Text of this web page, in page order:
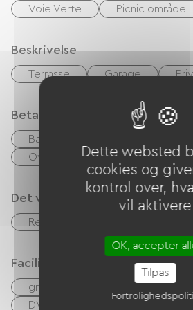
Voie Verte Picnic område
Beskrivelse
Terrasse Garage
Betalingsmåder
Bank kort
Overførsel
Det vi er gode til
Restaurant
Faciliteter
gratis WIFI
DVD afspiller
Dette websted
cookies og
kontrol over,
vil aktivere
OK, accepter
Tilpas